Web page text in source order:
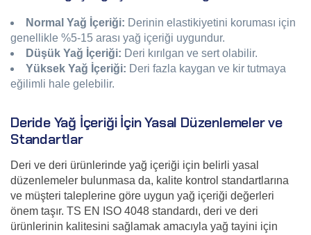
Normal Yağ İçeriği: Derinin elastikiyetini koruması için
genellikle %5-15 arası yağ içeriği uygundur.
Düşük Yağ İçeriği: Deri kırılgan ve sert olabilir.
Yüksek Yağ İçeriği: Deri fazla kaygan ve kir tutmaya
eğilimli hale gelebilir.
Deride Yağ İçeriği İçin Yasal Düzenlemeler ve
Standartlar
Deri ve deri ürünlerinde yağ içeriği için belirli yasal
düzenlemeler bulunmasa da, kalite kontrol standartlarına
ve müşteri taleplerine göre uygun yağ içeriği değerleri
önem taşır. TS EN ISO 4048 standardı, deri ve deri
ürünlerinin kalitesini sağlamak amacıyla yağ tayini için